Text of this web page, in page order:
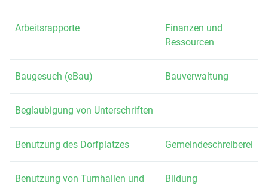
Arbeitsrapporte
Finanzen und
Ressourcen
Baugesuch (eBau) Bauverwaltung
Beglaubigung von Unterschriften
Benutzung des Dorfplatzes Gemeindeschreiberei
Benutzung von Turnhallen und
Bildung